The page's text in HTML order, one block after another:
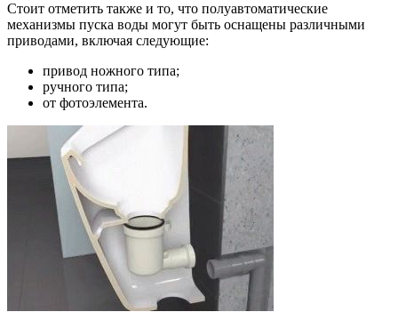
Стоит отметить также и то, что полуавтоматические
механизмы пуска воды могут быть оснащены различными
приводами, включая следующие:
привод ножного типа;
ручного типа;
от фотоэлемента.